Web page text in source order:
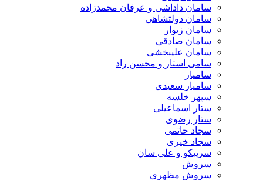
سامان داداشی و عرفان محمدزاده
سامان دولتشاهی
سامان زیوار
سامان صادقی
سامان علیبخشی
سامی استار و محسن راد
سامیار
سامیار سعیدی
سپهر خلسه
ستار اسماعیلی
ستار رضوی
سجاد حاتمی
سجاد خیری
سرپیکو و علی سان
سروش
سروش مظهری